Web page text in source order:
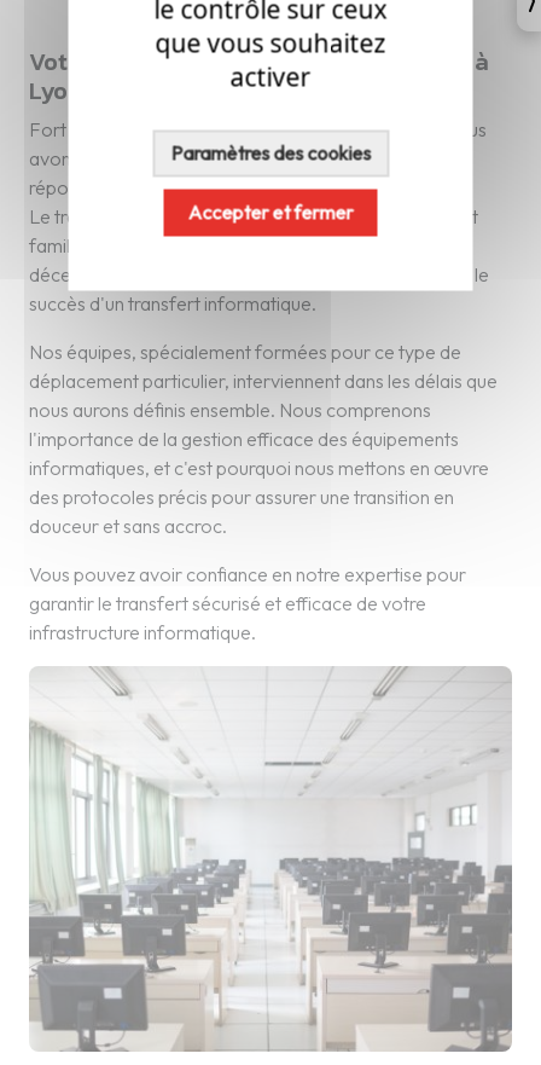
Votre transfert informatique sans faille à
Lyon
Fort de nombreuses expériences avec nos clients, nous
avons perfectionné des services sur mesure pour
répondre aux besoins spécifiques.
Le transfert informatique est un processus qui nous est
familier. Il s'agit d'un suivi continu, depuis la
décentralisation jusqu'à la redistribution, assurant ainsi le
succès d'un transfert informatique.
Nos équipes, spécialement formées pour ce type de
déplacement particulier, interviennent dans les délais que
nous aurons définis ensemble. Nous comprenons
l'importance de la gestion efficace des équipements
informatiques, et c'est pourquoi nous mettons en œuvre
des protocoles précis pour assurer une transition en
douceur et sans accroc.
Vous pouvez avoir confiance en notre expertise pour
garantir le transfert sécurisé et efficace de votre
infrastructure informatique.
le contrôle sur ceux
que vous souhaitez
activer
Paramètres des cookies
Accepter et fermer